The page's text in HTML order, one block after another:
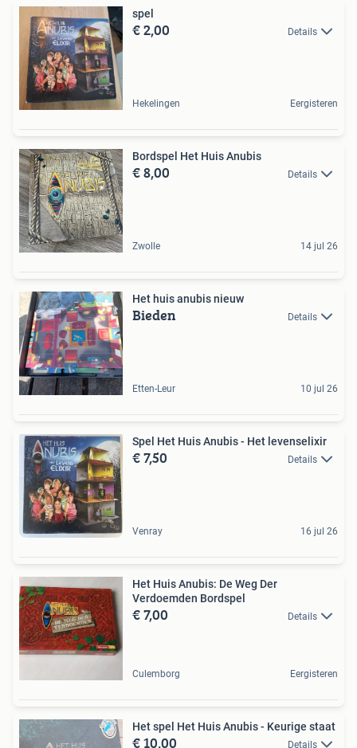
spel
€ 2,00 Details
Hekelingen Eergisteren
Bordspel Het Huis Anubis
€ 8,00 Details
Zwolle 14 jul 26
Het huis anubis nieuw
Bieden Details
Etten-Leur 10 jul 26
Spel Het Huis Anubis - Het levenselixir
€ 7,50 Details
Venray 16 jul 26
Het Huis Anubis: De Weg Der
Verdoemden Bordspel
€ 7,00 Details
Culemborg Eergisteren
Het spel Het Huis Anubis - Keurige staat
€ 10,00 Details